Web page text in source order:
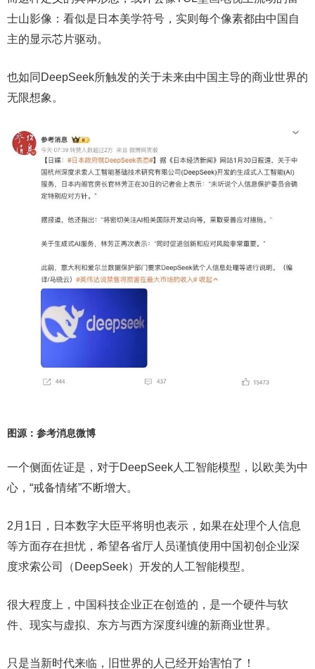
士山影像：看似是日本美学符号，实则每个像素都由中国自
主的显示芯片驱动。
也如同DeepSeek所触发的关于未来由中国主导的商业世界的
无限想象。
图源：参考消息微博
一个侧面佐证是，对于DeepSeek人工智能模型，以欧美为中
心，“戒备情绪”不断增大。
2月1日，日本数字大臣平将明也表示，如果在处理个人信息
等方面存在担忧，希望各省厅人员谨慎使用中国初创企业深
度求索公司（DeepSeek）开发的人工智能模型。
很大程度上，中国科技企业正在创造的，是一个硬件与软
件、现实与虚拟、东方与西方深度纠缠的新商业世界。
只是当新时代来临，旧世界的人已经开始害怕了！